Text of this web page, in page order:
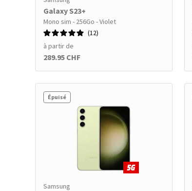
Galaxy S23+
Mono sim - 256Go - Violet
12
à partir de
289.95 CHF
Épuisé
Samsung